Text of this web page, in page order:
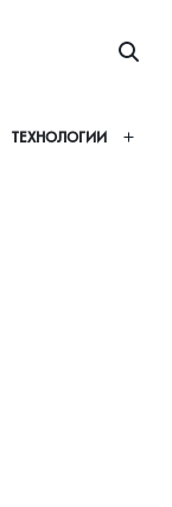
ТЕХНОЛОГИИ